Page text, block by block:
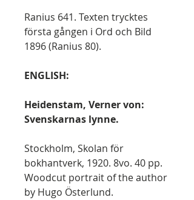
Ranius 641. Texten trycktes
första gången i Ord och Bild
1896 (Ranius 80).
ENGLISH:
Heidenstam, Verner von:
Svenskarnas lynne.
Stockholm, Skolan för
bokhantverk, 1920. 8vo. 40 pp.
Woodcut portrait of the author
by Hugo Österlund.